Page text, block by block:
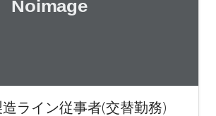
ライン従事者(交替勤務)